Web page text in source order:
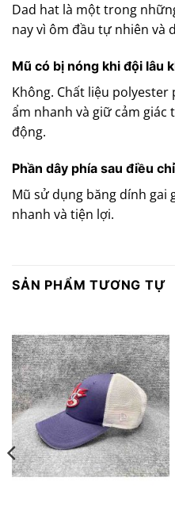
Dad hat là một trong
nay vì ôm đầu tự nhiên và
Mũ có bị nóng khi đội lâu
Không. Chất liệu
ẩm nhanh và giữ cảm giác
động.
Phần dây phía sau điều
Mũ sử dụng băng dính gai
nhanh và tiện lợi.
SẢN PHẨM TƯƠNG TỰ